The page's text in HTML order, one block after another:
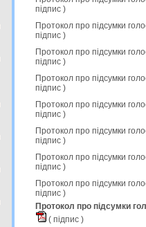
підпис )
Протокол про підсумки
підпис )
Протокол про підсумки
підпис )
Протокол про підсумки
підпис )
Протокол про підсумки
підпис )
Протокол про підсумки
підпис )
Протокол про підсумки
підпис )
Протокол про підсумки
підпис )
Протокол про підсумки
( підпис )